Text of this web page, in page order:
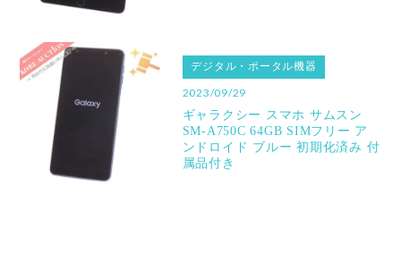
デジタル・ポータル機器
2023/09/29
ギャラクシー スマホ サムスン
SM-A750C 64GB SIMフリー ア
ンドロイド ブルー 初期化済み 付
属品付き